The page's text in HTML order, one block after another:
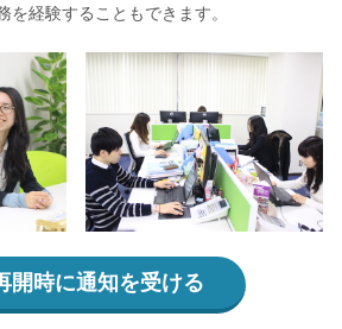
を経験することもできます。
開時に通知を受ける